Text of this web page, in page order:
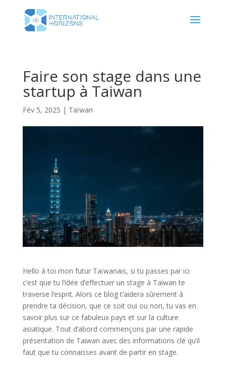
Faire son stage dans une
startup à Taiwan
Fév 5, 2025 | Taïwan
Hello à toi mon futur Taïwanais, si tu passes par ici
c’est que tu l’idée d’effectuer un stage à Taiwan te
traverse l’esprit. Alors ce blog t’aidera sûrement à
prendre ta décision, que ce soit oui ou non, tu vas en
savoir plus sur ce fabuleux pays et sur la culture
asiatique. Tout d’abord commençons par une rapide
présentation de Taiwan avec des informations clé qu’il
faut que tu connaisses avant de partir en stage.